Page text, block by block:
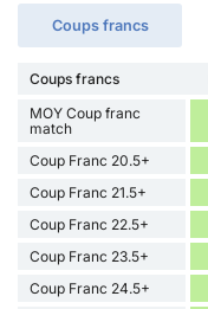
Coups francs
Coups francs
MOY Coup franc
match
Coup Franc 20.5+
Coup Franc 21.5+
Coup Franc 22.5+
Coup Franc 23.5+
Coup Franc 24.5+